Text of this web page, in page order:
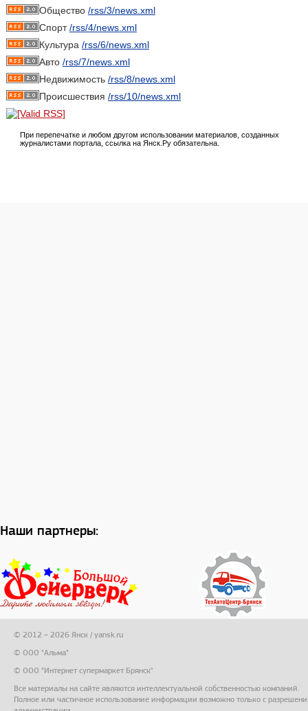
Общество /rss/3/news.xml
Спорт/rss/4/news.xml
Культура /rss/6/news.xml
Авто /rss/7/news.xml
Недвижимость /rss/8/news.xml
Происшествия /rss/10/news.xml
При перепечатке и любом другом использовании материалов, созданных
журналистами портала, ссылка на Янск.Ру обязательна.
Наши партнеры:
© 2012 – 2026 Янск / yansk.ru
© ООО "Альма"
© ООО "Интернет супермаркет Брянск"
Все материалы на сайте являются интеллектуальной собственностью компаний.
Полное или частичное использование информации возможно только с